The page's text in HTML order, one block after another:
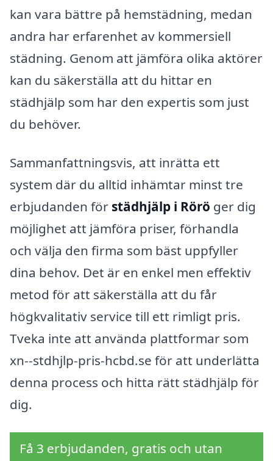
kan vara bättre på hemstädning, medan
andra har erfarenhet av kommersiell
städning. Genom att jämföra olika aktörer
kan du säkerställa att du hittar en
städhjälp som har den expertis som just
du behöver.
Sammanfattningsvis, att inrätta ett
system där du alltid inhämtar minst tre
erbjudanden för städhjälp i Rörö ger dig
möjlighet att jämföra priser, förhandla
och välja den firma som bäst uppfyller
dina behov. Det är en enkel men effektiv
metod för att säkerställa att du får
högkvalitativ service till ett rimligt pris.
Tveka inte att använda plattformar som
xn--stdhjlp-pris-hcbd.se för att underlätta
denna process och hitta rätt städhjälp för
dig.
Få 3 erbjudanden, gratis och utan